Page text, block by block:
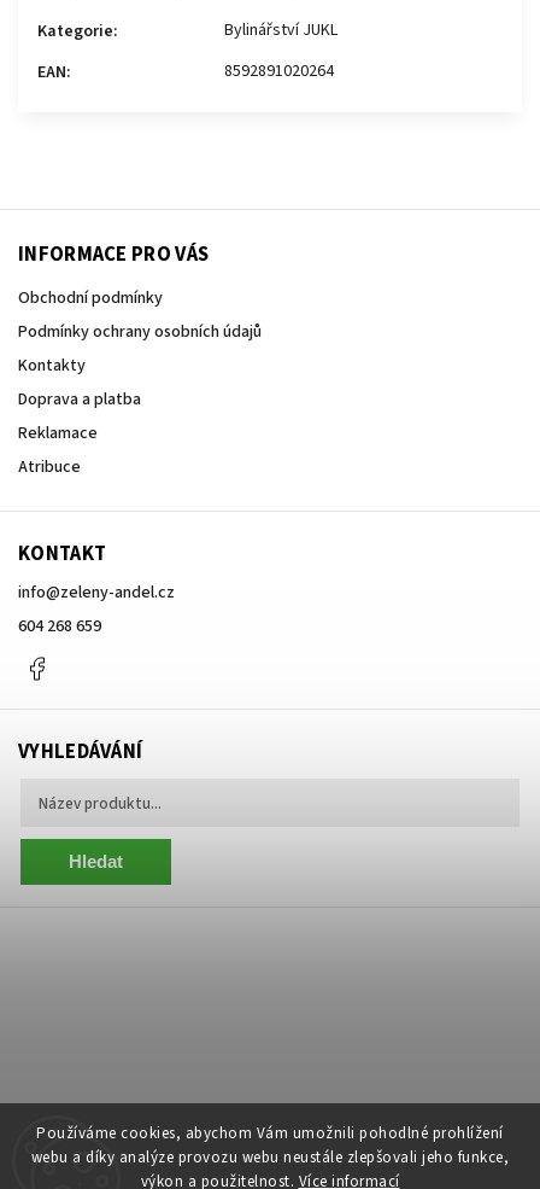
Používáme cookies, abychom Vám umožnili pohodlné prohlížení
webu a díky analýze provozu webu neustále zlepšovali jeho funkce,
výkon a použitelnost. Více informací
Kategorie:
Bylinářství JUKL
EAN: 8592891020264
INFORMACE PRO VÁS
Obchodní podmínky
Podmínky ochrany osobních údajů
Kontakty
Doprava a platba
Reklamace
Atribuce
KONTAKT
info@zeleny-andel.cz
604 268 659
VYHLEDÁVÁNÍ
Hledat